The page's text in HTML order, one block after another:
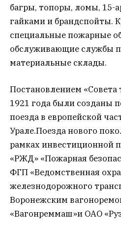
багры, топоры, ломы, 15-
гайками и брандспойты.
специальные пожарные
обслуживающие службы
материальные склады.
Постановлением «Совета
1921 года были созданы
поезда в европейской
Урале.Поезда нового
рамках инвестиционной
«РЖД» «Пожарная
ФГП «Ведомственная
железнодорожного
Воронежским
«Вагонреммаш»и ОАО